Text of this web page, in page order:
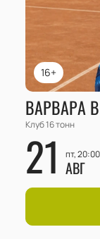
16+
ВАРВАРА
Клуб 16 тонн
21 пт, 20:00
АВГ